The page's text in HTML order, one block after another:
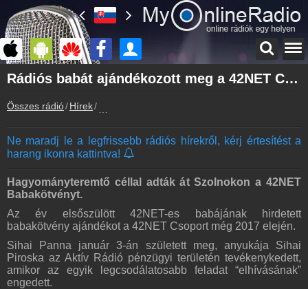
Főoldal
myonlineradio.hu
Bejelentkezés
Kapcsolat
Írj nekünk!
Partnerek
Rádiós partnerek
Rádió beágyazás
Ágyazd be weboldaladba
Online rádió készítés
Készítés lépésről lépésre
Rádiós babát ajándékozott meg a 42NET Csoport
Összes rádió Hírek
Ne maradj le a legfrissebb rádiós hírekről, kérj értesítést a
harang ikonra kattintva!
Hagyományteremtő céllal adták át Szolnokon a 42NET
Babakötvényt.
Az év elsőszülött 42NET-es babájának hirdetett
babakötvény ajándékot a 42NET Csoport még 2017 elején.
Sihai Panna január 3-án született meg, anyukája Sihai
Piroska az Aktív Rádió pénzügyi területén tevékenykedett,
amikor az egyik legcsodálatosabb feladat “elhívásának”
engedett.